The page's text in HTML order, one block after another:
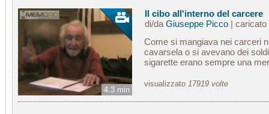
4.3 min
Il cibo all'interno del carcere
di/da Giuseppe Picco| caricato
Come si mangiava nei carceri
cavarsela o si avevano dei
sigarette erano sempre una
visualizzato 17919 volte